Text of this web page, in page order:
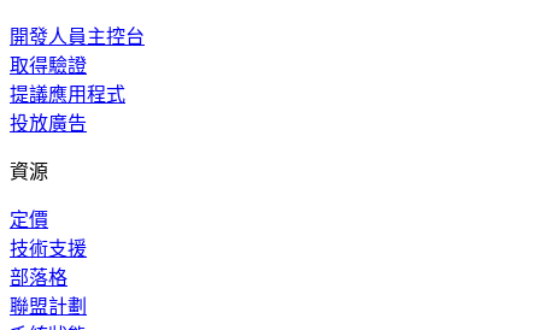
開發人員主控台
取得驗證
提議應用程式
投放廣告
資源
定價
技術支援
部落格
聯盟計劃